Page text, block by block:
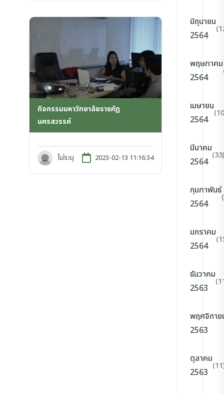
กิจกรรมมหาวิทยาลัยราชภัฏ
นครสวรรค์
ไม่ระบุ 2023-02-13 11:16:34
มิถุนายน
2564
พฤษภาคม
2564
เมษายน
2564
มีนาคม
2564
(33)
กุมภาพันธ์
2564
มกราคม
2564
ธันวาคม
2563
พฤศจิกาย
2563
ตุลาคม
2563